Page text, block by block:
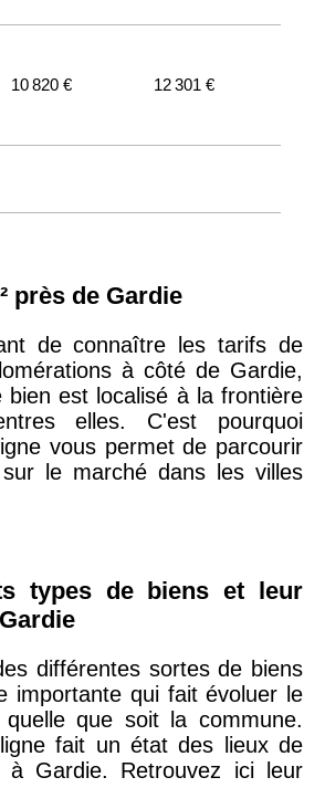
10 820 € 12 301 €
10 114 € 11 322 €
9 623 € 11 141 €
9 231 € 10 415 €
3 036 € 2 667 €
10 073 € 11 085 €
près de Gardie
de connaître les tarifs de
à côté de Gardie,
bien est localisé à la frontière
elles. C'est pourquoi
vous permet de parcourir
sur le marché dans les villes
types de biens et leur
différentes sortes de biens
importante qui fait évoluer le
que soit la commune.
fait un état des lieux de
Gardie. Retrouvez ici leur